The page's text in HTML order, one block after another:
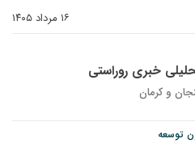
۱۶ مرداد ۱۴۰۵
خبری روراستی
و كرمان
توسعه